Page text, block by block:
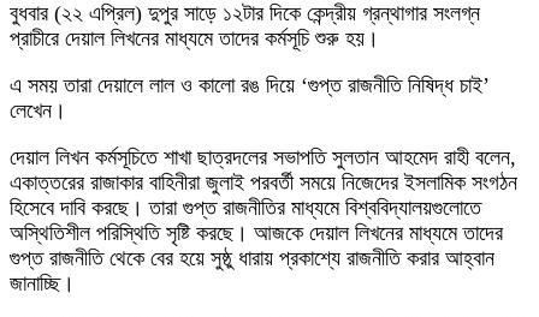
বুধবার (২২ এপ্রিল) দুপুর সাড়ে ১২টার দিকে কেন্দ্রীয় গ্রন্থাগার সংলগ্ন
প্রাচীরে দেয়াল লিখনের মাধ্যমে তাদের কর্মসূচি শুরু হয়।
এ সময় তারা দেয়ালে লাল ও কালো রঙ দিয়ে ‘গুপ্ত রাজনীতি নিষিদ্ধ চাই’
লেখেন।
দেয়াল লিখন কর্মসূচিতে শাখা ছাত্রদলের সভাপতি সুলতান আহমেদ রাহী বলেন,
একাত্তরের রাজাকার বাহিনীরা জুলাই পরবর্তী সময়ে নিজেদের ইসলামিক সংগঠন
হিসেবে দাবি করছে। তারা গুপ্ত রাজনীতির মাধ্যমে বিশ্ববিদ্যালয়গুলোতে
অস্থিতিশীল পরিস্থিতি সৃষ্টি করছে। আজকে দেয়াল লিখনের মাধ্যমে তাদের
গুপ্ত রাজনীতি থেকে বের হয়ে সুষ্ঠু ধারায় প্রকাশ্যে রাজনীতি করার আহ্বান
জানাচ্ছি।